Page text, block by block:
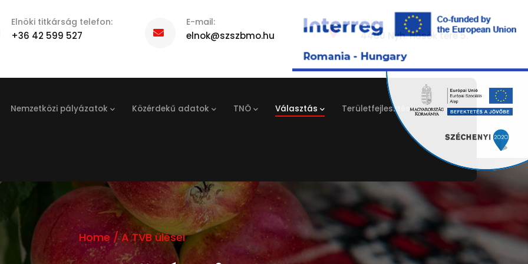
Elnöki titkárság telefon:
+36 42 599 527
E-mail:
elnok@szszbmo.hu
Cím:
4400 Nyh. Hősök tere 5.
Nemzetközi pályázatok Közérdekű adatok TNÖ Választás Területfejlesztés
Home / A TVB ülései